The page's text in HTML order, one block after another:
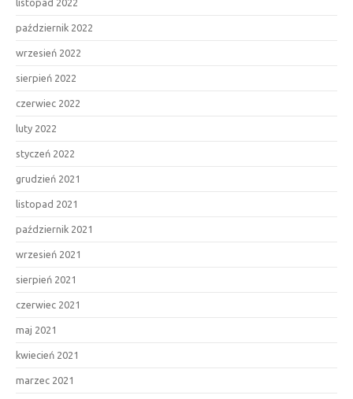
listopad 2022
październik 2022
wrzesień 2022
sierpień 2022
czerwiec 2022
luty 2022
styczeń 2022
grudzień 2021
listopad 2021
październik 2021
wrzesień 2021
sierpień 2021
czerwiec 2021
maj 2021
kwiecień 2021
marzec 2021